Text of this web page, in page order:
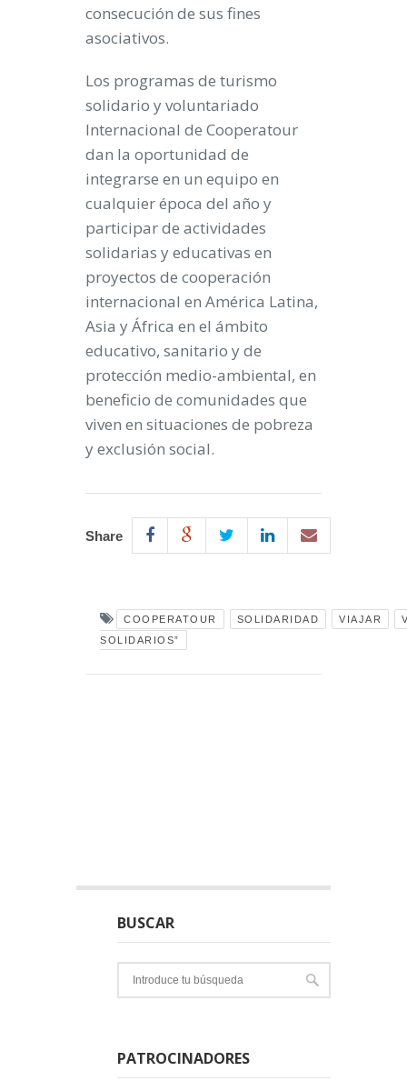
consecución de sus fines
asociativos.
Los programas de turismo
solidario y voluntariado
Internacional de Cooperatour
dan la oportunidad de
integrarse en un equipo en
cualquier época del año y
participar de actividades
solidarias y educativas en
proyectos de cooperación
internacional en América Latina,
Asia y África en el ámbito
educativo, sanitario y de
protección medio-ambiental, en
beneficio de comunidades que
viven en situaciones de pobreza
y exclusión social.
Share
COOPERATOUR SOLIDARIDAD VIAJAR
SOLIDARIOS”
BUSCAR
PATROCINADORES